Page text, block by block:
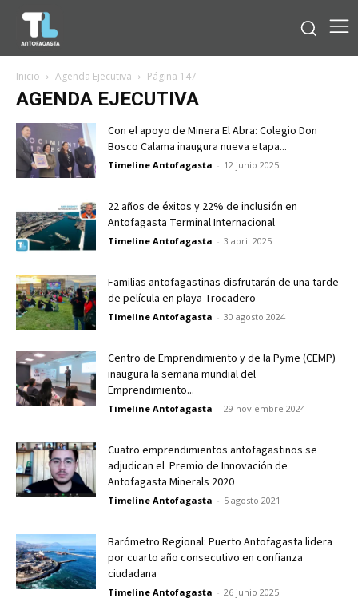
Inicio Agenda Ejecutiva Página 147
AGENDA EJECUTIVA
Con el apoyo de Minera El Abra: Colegio Don
Bosco Calama inaugura nueva etapa...
Timeline Antofagasta - 12 junio 2025
22 años de éxitos y 22% de inclusión en
Antofagasta Terminal Internacional
Timeline Antofagasta - 3 abril 2025
Familias antofagastinas disfrutarán de una tarde
de película en playa Trocadero
Timeline Antofagasta - 30 agosto 2024
Centro de Emprendimiento y de la Pyme (CEMP)
inaugura la semana mundial del
Emprendimiento...
Timeline Antofagasta - 29 noviembre 2024
Cuatro emprendimientos antofagastinos se
adjudican el Premio de Innovación de
Antofagasta Minerals 2020
Timeline Antofagasta - 5 agosto 2021
Barómetro Regional: Puerto Antofagasta lidera
por cuarto año consecutivo en confianza
ciudadana
Timeline Antofagasta - 26 junio 2025